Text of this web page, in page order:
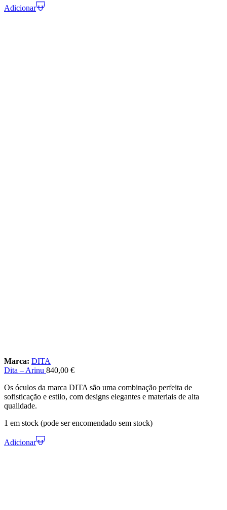
Adicionar
Marca: DITA
Dita – Arinu 840,00 €
Os óculos da marca DITA são uma combinação perfeita de
sofisticação e estilo, com designs elegantes e materiais de alta
qualidade.
1 em stock (pode ser encomendado sem stock)
Adicionar